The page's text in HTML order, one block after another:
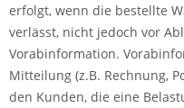
erfolgt, wenn die bestellte
verlässt, nicht jedoch vor
Vorabinformation.
Mitteilung (z.B. Rechnung,
den Kunden, die eine